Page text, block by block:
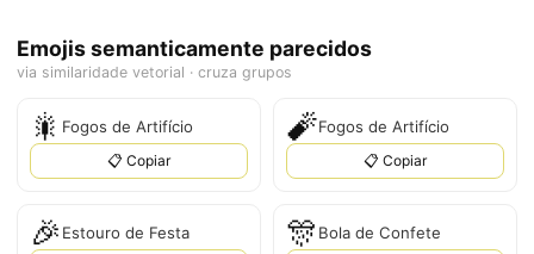
Emojis semanticamente parecidos
via similaridade vetorial · cruza grupos
🎇 Fogos de Artifício
📋 Copiar
🧨Fogos de Artifício
📋 Copiar
🎉 Estouro de Festa 🎊 Bola de Confete